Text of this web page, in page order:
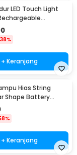
LED Touch Light
3W - F8-1
38%
+ Keranjang
Hias String
Shape Battery
3M - 2G11
+ Keranjang